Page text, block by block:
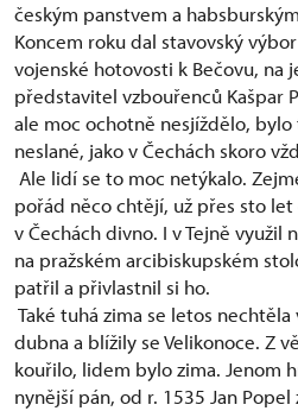
českým panstvem a
Koncem roku dal stavovský
vojenské hotovosti k Bečovu, na
představitel vzbouřenců Kašpar
ale moc ochotně nesjíždělo,
neslané, jako v Čechách skoro
Ale lidí se to moc netýkalo.
pořád něco chtějí, už přes sto
v Čechách divno. I v Tejně
na pražském arcibiskupském
patřil a přivlastnil si ho.
Také tuhá zima se letos
dubna a blížily se Velikonoce. Z
kouřilo, lidem bylo zima. Jenom
nynější pán, od r. 1535 Jan